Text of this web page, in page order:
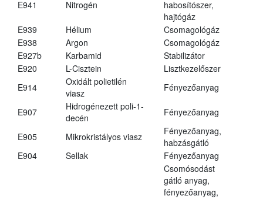
E941 Nitrogén
habosítószer,
hajtógáz
E939
Hélium
Csomagológáz
E938
Argon
Csomagológáz
E927b
Karbamid
Stabilizátor
E920
L-Cisztein
Lisztkezelőszer
E914
Oxidált polietilén
viasz
Fényezőanyag
E907
Hidrogénezett poli-1-
decén
Fényezőanyag
E905 Mikrokristályos viasz
Fényezőanyag,
habzásgátló
E904
Sellak
Fényezőanyag
Csomósodást
gátló anyag,
fényezőanyag,